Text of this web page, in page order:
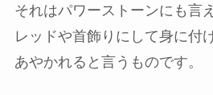
それはパワーストーンにも言
レッドや首飾りにして身に付
あやかれると言うものです。